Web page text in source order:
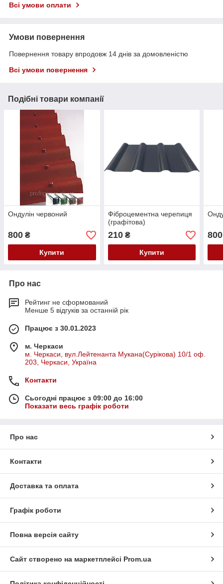
Всі умови оплати
Умови повернення
Повернення товару впродовж 14 днів за домовленістю
Всі умови повернення
Подібні товари компанії
Ондулін червоний
800 ₴
Купити
Фіброцементна черепиця
(графітова)
210₴
Купити
800
Про нас
Рейтинг не сформований
Менше 5 відгуків за останній рік
Працює з 30.01.2023
м. Черкаси
м. Черкаси, вул.Лейтенанта Мукана(Сурікова) 10/1 оф.
203, Черкаси, Україна
Контакти
Сьогодні працює з 09:00 до 16:00
Показати весь графік роботи
Про нас
Контакти
Доставка та оплата
Графік роботи
Повна версія сайту
Сайт створено на маркетплейсі Prom.ua